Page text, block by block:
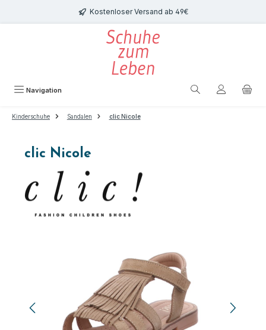
Zum Hauptinhalt springen Kostenloser Versand ab 49€
Navigation
Kinderschuhe Sandalen clic Nicole
clic Nicole